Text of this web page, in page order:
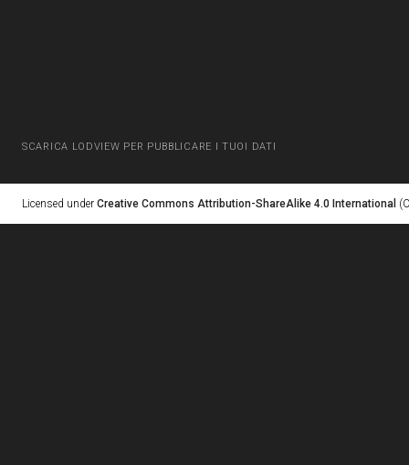
SCARICA LODVIEW PER PUBBLICARE I TUOI DATI
Licensed under Creative Commons Attribution-ShareAlike 4.0 International